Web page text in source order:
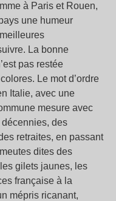
à Paris et Rouen,
une humeur
La bonne
pas restée
Le mot d’ordre
Italie, avec une
mesure avec
des
retraites, en passant
dites des
gilets jaunes, les
française à la
mépris ricanant,